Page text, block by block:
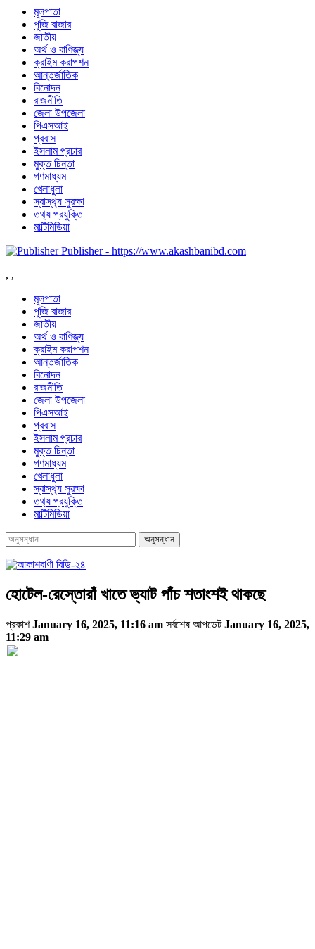
মূলপাতা
পুজি বাজার
জাতীয়
অর্থ ও বাণিজ্য
ক্রাইম করাপশন
আন্তর্জাতিক
বিনোদন
রাজনীতি
জেলা উপজেলা
পিএসআই
প্রবাস
ইসলাম প্রচার
মুক্ত চিন্তা
গণমাধ্যম
খেলাধুলা
স্বাস্থ‍্য সুরক্ষা
তথ‍্য প্রযুক্তি
মাল্টিমিডিয়া
Publisher - https://www.akashbanibd.com
, , |
মূলপাতা
পুজি বাজার
জাতীয়
অর্থ ও বাণিজ্য
ক্রাইম করাপশন
আন্তর্জাতিক
বিনোদন
রাজনীতি
জেলা উপজেলা
পিএসআই
প্রবাস
ইসলাম প্রচার
মুক্ত চিন্তা
গণমাধ্যম
খেলাধুলা
স্বাস্থ‍্য সুরক্ষা
তথ‍্য প্রযুক্তি
মাল্টিমিডিয়া
হোটেল-রেস্তোরাঁ খাতে ভ্যাট পাঁচ শতাংশই থাকছে
প্রকাশJanuary 16, 2025, 11:16 am সর্বশেষ আপডেটJanuary 16, 2025,
11:29 am